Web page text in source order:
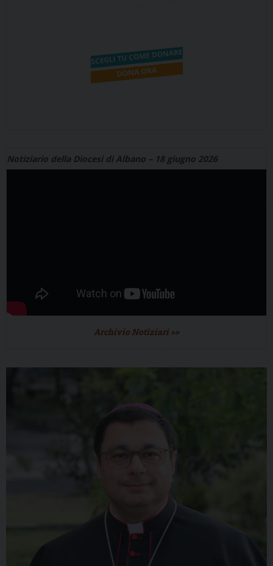
Notiziario della Diocesi di Albano – 18 giugno 2026
Archivio Notiziari >>